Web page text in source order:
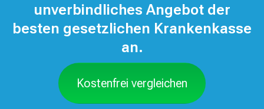
unverbindliches Angebot der
besten gesetzlichen Krankenkasse
an.
Kostenfrei vergleichen